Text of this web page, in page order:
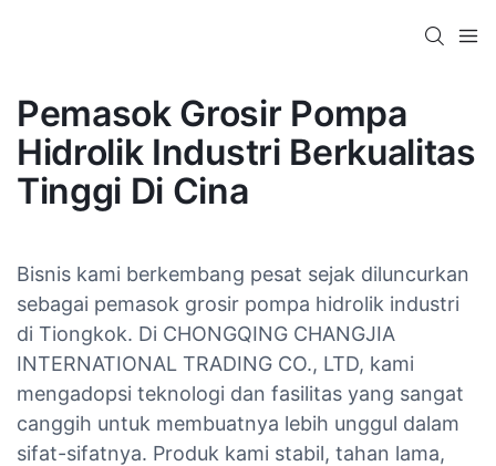
Pemasok Grosir Pompa
Hidrolik Industri Berkualitas
Tinggi Di Cina
Bisnis kami berkembang pesat sejak diluncurkan
sebagai pemasok grosir pompa hidrolik industri
di Tiongkok. Di CHONGQING CHANGJIA
INTERNATIONAL TRADING CO., LTD, kami
mengadopsi teknologi dan fasilitas yang sangat
canggih untuk membuatnya lebih unggul dalam
sifat-sifatnya. Produk kami stabil, tahan lama,